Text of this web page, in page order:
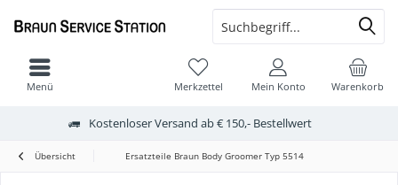
Kostenloser Versand ab € 150,- Bestellwert
Warenkorb
Merkzettel Mein Konto
Menü
Übersicht Ersatzteile Braun Body Groomer Typ 5514